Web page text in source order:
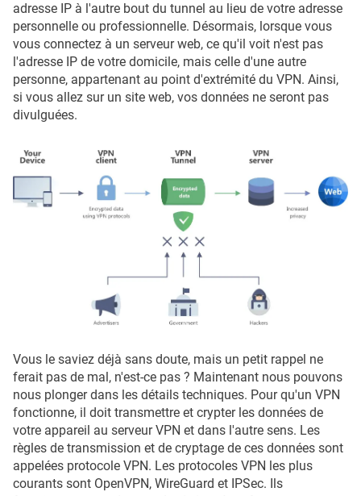
adresse IP à l'autre bout du tunnel au lieu de votre adresse
personnelle ou professionnelle. Désormais, lorsque vous
vous connectez à un serveur web, ce qu'il voit n'est pas
l'adresse IP de votre domicile, mais celle d'une autre
personne, appartenant au point d'extrémité du VPN. Ainsi,
si vous allez sur un site web, vos données ne seront pas
divulguées.
Vous le saviez déjà sans doute, mais un petit rappel ne
ferait pas de mal, n'est-ce pas ? Maintenant nous pouvons
nous plonger dans les détails techniques. Pour qu'un VPN
fonctionne, il doit transmettre et crypter les données de
votre appareil au serveur VPN et dans l'autre sens. Les
règles de transmission et de cryptage de ces données sont
appelées protocole VPN. Les protocoles VPN les plus
courants sont OpenVPN, WireGuard et IPSec. Ils